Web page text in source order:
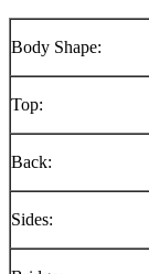
Body Shape:
Top:
Back:
Sides: